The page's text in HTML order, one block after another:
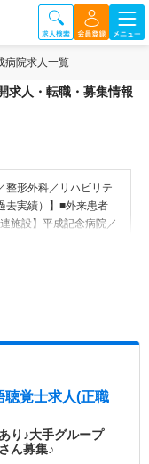
病院求人一覧
求人・転職・募集情報
整形外科／リハビリテ
去実績）】■外来患者
施設】平成記念病院／
幅広く提供している病
で幅広く対応していま
やデイケア（通所リハ
ビス（通所介護）等で
聴覚士求人(正職
り♪大手グループ
ん募集♪